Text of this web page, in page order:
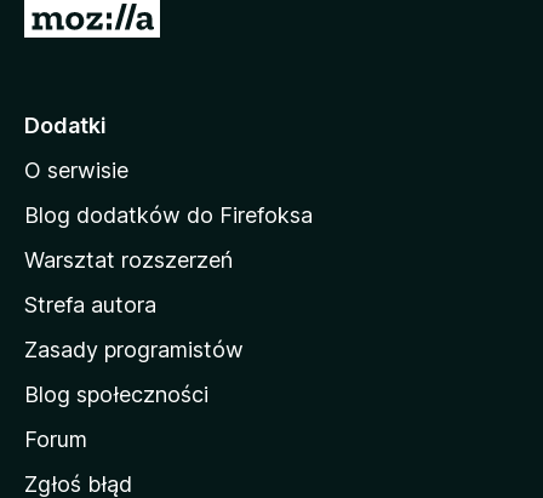
S
o
a
d
m
o
w
M
o
z
Dodatki
O serwisie
Blog dodatków do Firefoksa
Warsztat rozszerzeń
Strefa autora
Zasady programistów
Blog społeczności
Forum
Zgłoś błąd